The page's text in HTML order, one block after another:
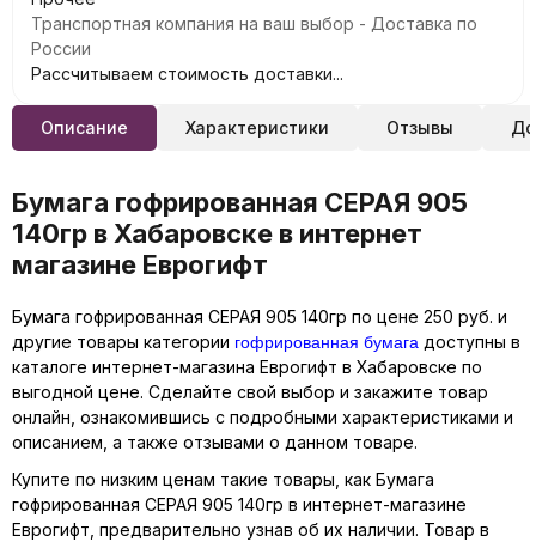
Транспортная компания на ваш выбор - Доставка по
России
Рассчитываем стоимость доставки...
Описание Характеристики Отзывы
Бумага гофрированная СЕРАЯ 905
140гр в Хабаровске в интернет
магазине Еврогифт
Бумага гофрированная СЕРАЯ 905 140гр по цене 250 руб. и
другие товары категории гофрированная бумага доступны в
каталоге интернет-магазина Еврогифт в Хабаровске по
выгодной цене. Сделайте свой выбор и закажите товар
онлайн, ознакомившись с подробными характеристиками и
описанием, а также отзывами о данном товаре.
Купите по низким ценам такие товары, как Бумага
гофрированная СЕРАЯ 905 140гр в интернет-магазине
Еврогифт, предварительно узнав об их наличии. Товар в